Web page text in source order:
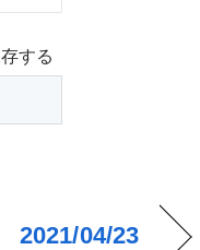
する
2021/04/23